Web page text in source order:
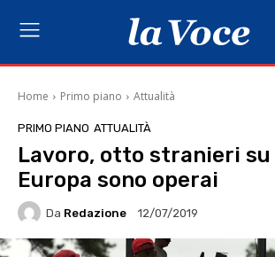
Home Primo piano Attualità
PRIMO PIANO ATTUALITÀ
Lavoro, otto stranieri
Europa sono operai
Da Redazione 12/07/2019